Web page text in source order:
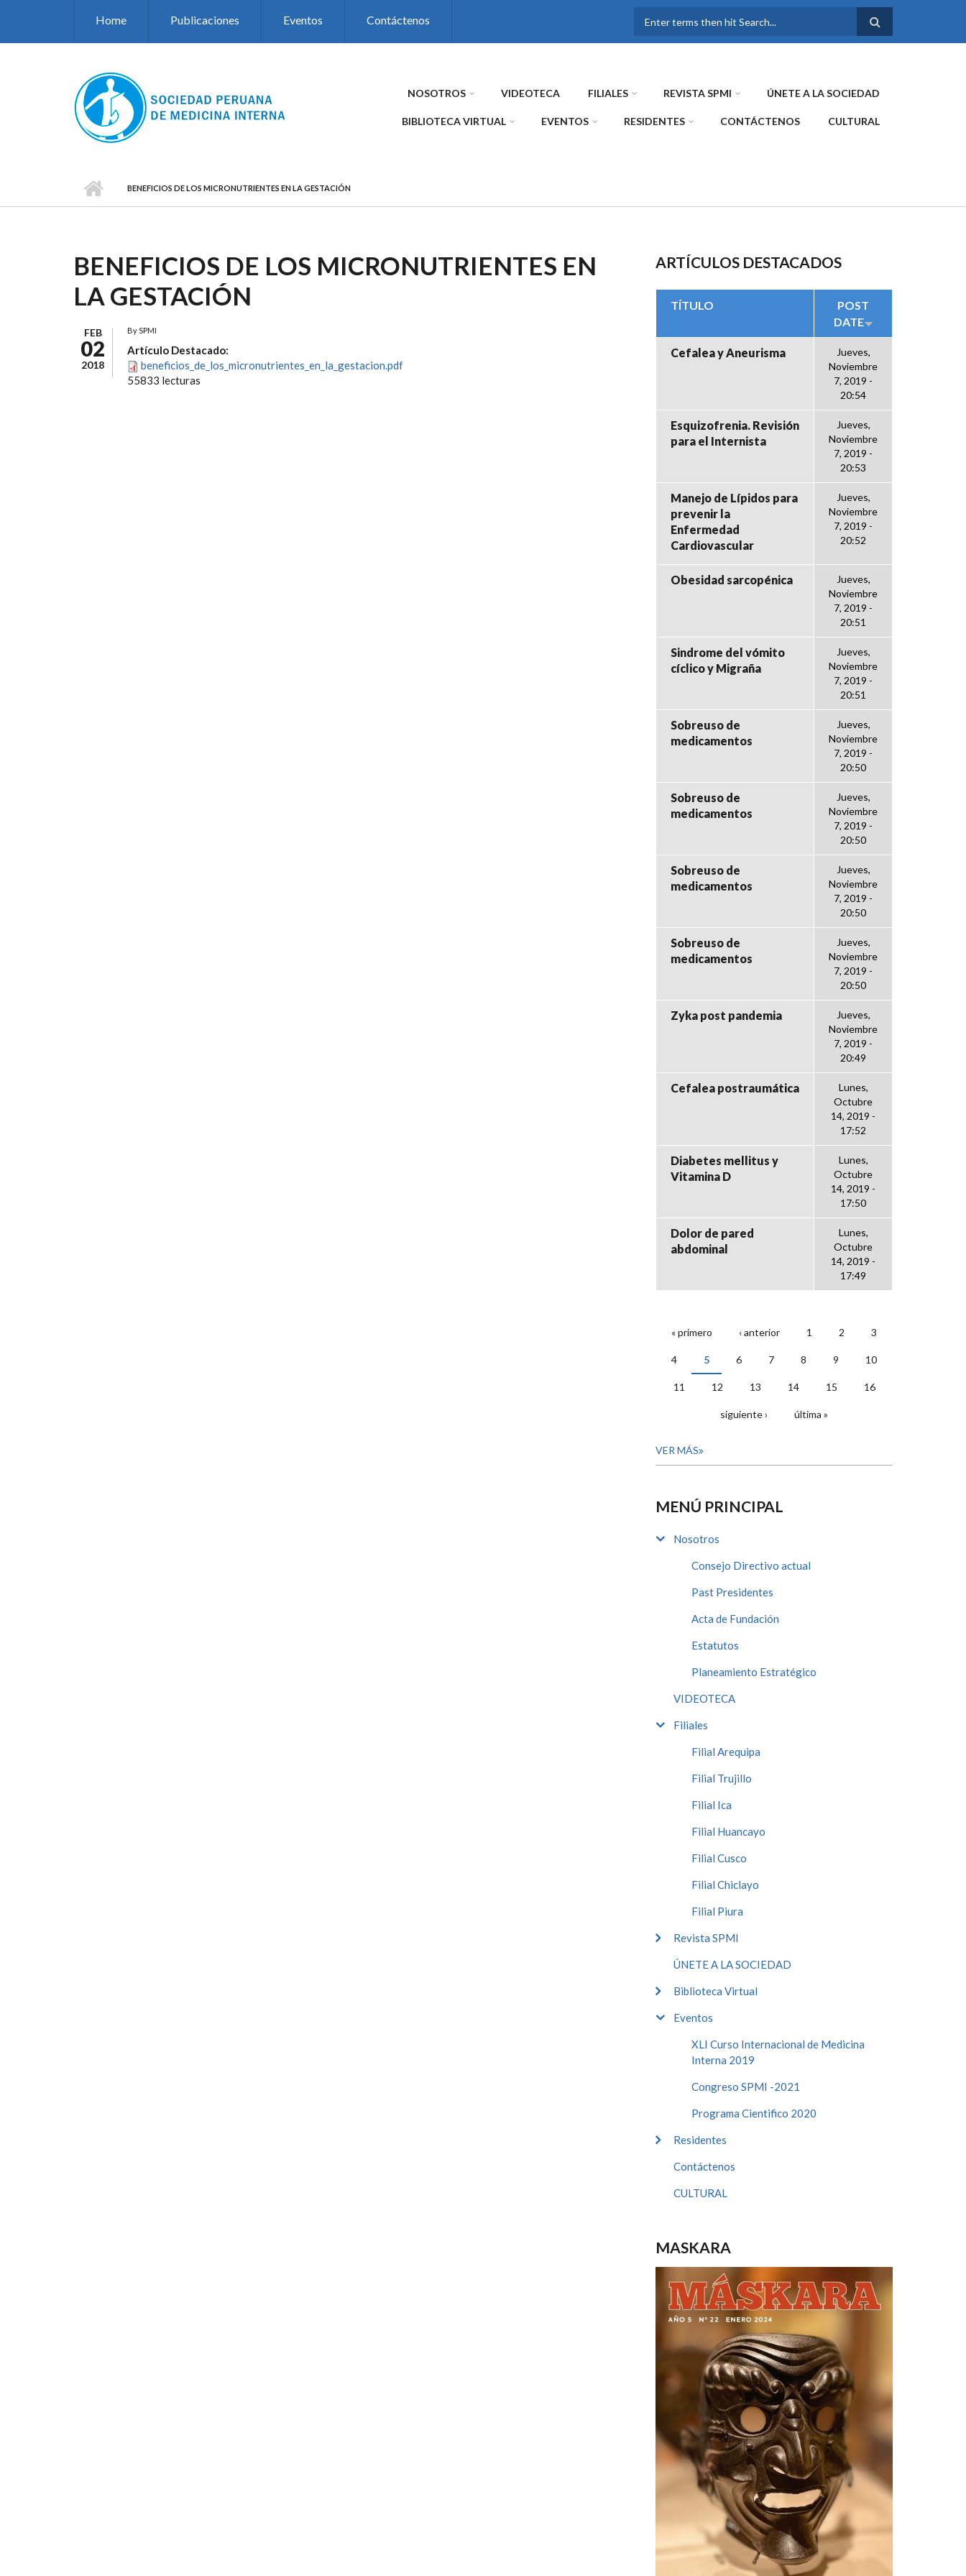
Home Publicaciones Eventos Contáctenos
FORMULARIO DE
NOSOTROS VIDEOTECA FILIALES REVISTA SPMI ÚNETE A LA SOCIEDAD
BIBLIOTECA VIRTUAL EVENTOS RESIDENTES CONTÁCTENOS CULTURAL
BENEFICIOS DE LOS MICRONUTRIENTES EN LA GESTACIÓN
BENEFICIOS DE LOS MICRONUTRIENTES EN
LA GESTACIÓN
FEB
02
2018
BySPMI
Artículo Destacado:
beneficios_de_los_micronutrientes_en_la_gestacion.pdf
55833 lecturas
ARTÍCULOS DESTACADOS
TÍTULO
POST
DATE
Cefalea y Aneurisma
Jueves,
Noviembre
7, 2019 -
20:54
Esquizofrenia. Revisión
para el Internista
Jueves,
Noviembre
7, 2019 -
20:53
Manejo de Lípidos para
prevenir la
Enfermedad
Cardiovascular
Jueves,
Noviembre
7, 2019 -
20:52
Obesidad sarcopénica
Jueves,
Noviembre
7, 2019 -
20:51
Sindrome del vómito
cíclico y Migraña
Jueves,
Noviembre
7, 2019 -
20:51
Sobreuso de
medicamentos
Jueves,
Noviembre
7, 2019 -
20:50
Sobreuso de
medicamentos
Jueves,
Noviembre
7, 2019 -
20:50
Sobreuso de
medicamentos
Jueves,
Noviembre
7, 2019 -
20:50
Sobreuso de
medicamentos
Jueves,
Noviembre
7, 2019 -
20:50
Zyka post pandemia
Jueves,
Noviembre
7, 2019 -
20:49
Cefalea postraumática
Lunes,
Octubre
14, 2019 -
17:52
Diabetes mellitus y
Vitamina D
Lunes,
Octubre
14, 2019 -
17:50
Dolor de pared
abdominal
Lunes,
Octubre
14, 2019 -
17:49
PÁGINAS
« primero ‹ anterior 1 2 3
4 5 6 7 8 9 10
11 12 13 14 15 16
siguiente › última »
VER MÁS
MENÚ PRINCIPAL
Nosotros
Consejo Directivo actual
Past Presidentes
Acta de Fundación
Estatutos
Planeamiento Estratégico
VIDEOTECA
Filiales
Filial Arequipa
Filial Trujillo
Filial Ica
Filial Huancayo
Filial Cusco
Filial Chiclayo
Filial Piura
Revista SPMI
ÚNETE A LA SOCIEDAD
Biblioteca Virtual
Eventos
XLI Curso Internacional de Medicina
Interna 2019
Congreso SPMI -2021
Programa Cientifico 2020
Residentes
Contáctenos
CULTURAL
MASKARA